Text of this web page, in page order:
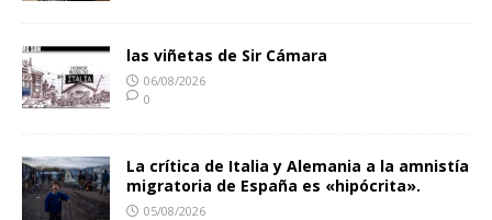
las viñetas de Sir Cámara
06/08/2026
0
La crítica de Italia y Alemania a la amnistía
migratoria de España es «hipócrita».
05/08/2026